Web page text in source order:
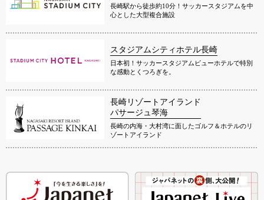
長崎駅から徒歩約10分！サッカースタジアムを中
心とした大型複合施設
スタジアムシティホテル長崎
日本初！サッカースタジアムビューホテルで特別
な感動とくつろぎを。
長崎リゾートアイランド
パサージュ琴海
長崎の内海・大村湾に面したゴルフ＆ホテルのリ
ゾートアイランド